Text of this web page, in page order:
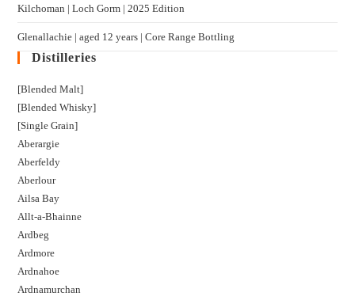
Kilchoman | Loch Gorm​ | 2025 Edition
Glenallachie | aged 12 years | Core Range Bottling
Distilleries
[Blended Malt]
[Blended Whisky]
[Single Grain]
Aberargie
Aberfeldy
Aberlour
Ailsa Bay
Allt-a-Bhainne
Ardbeg
Ardmore
Ardnahoe
Ardnamurchan